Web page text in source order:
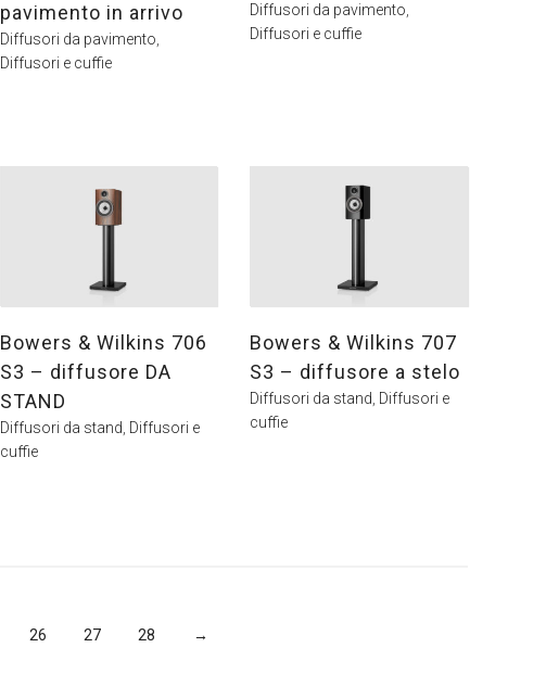
pavimento in arrivo
Diffusori da pavimento,
Diffusori e cuffie
Diffusori da pavimento,
Diffusori e cuffie
Bowers & Wilkins 706
S3 – diffusore DA
STAND
Diffusori da stand Diffusori e
cuffie
Bowers & Wilkins 707
S3 – diffusore a stelo
Diffusori da stand Diffusori e
cuffie
26 27 28 →